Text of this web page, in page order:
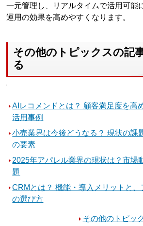
一元管理し、リアルタイムで活用可能
運用の効果を高めやすくなります。
その他のトピックスの記
る
AIレコメンドとは？ 顧客満足度を高
活用事例
小売業界は今後どうなる？ 現状の課
の要素
2025年アパレル業界の現状は？市場
題
CRMとは？ 機能・導入メリットと
の選び方
その他のトピッ